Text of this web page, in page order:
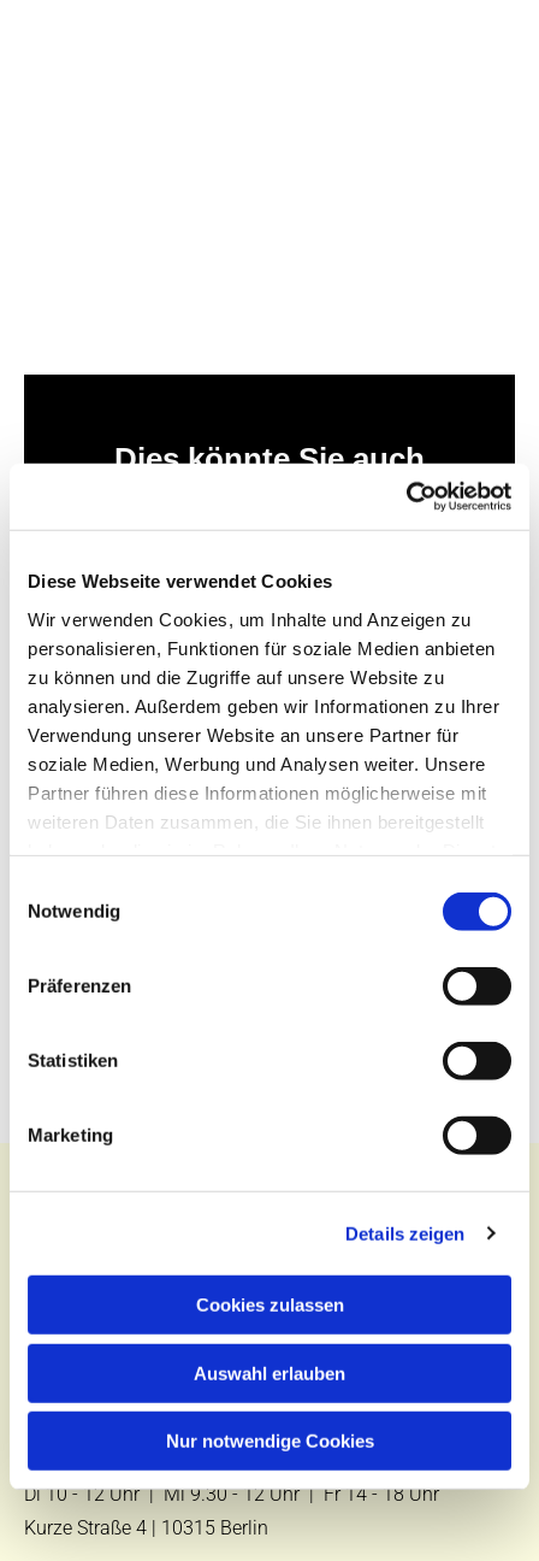
Diese Webseite verwendet Cookies
Wir verwenden Cookies, um Inhalte und Anzeigen zu
personalisieren, Funktionen für soziale Medien anbieten
zu können und die Zugriffe auf unsere Website zu
analysieren. Außerdem geben wir Informationen zu Ihrer
Verwendung unserer Website an unsere Partner für
soziale Medien, Werbung und Analysen weiter. Unsere
Partner führen diese Informationen möglicherweise mit
weiteren Daten zusammen, die Sie ihnen bereitgestellt
Notwendig
Präferenzen
Statistiken
Marketing
Details zeigen
Cookies zulassen
Auswahl erlauben
Nur notwendige Cookies
Dies könnte Sie auch
Kontakt
Tel.:
E-Mail:kontakt@st-hildegard-von-bingen.de
Di 10 - 12 Uhr |Mi 9.30 - 12 Uhr |Fr 14 - 18 Uhr
Kurze Straße 4 | 10315 Berlin